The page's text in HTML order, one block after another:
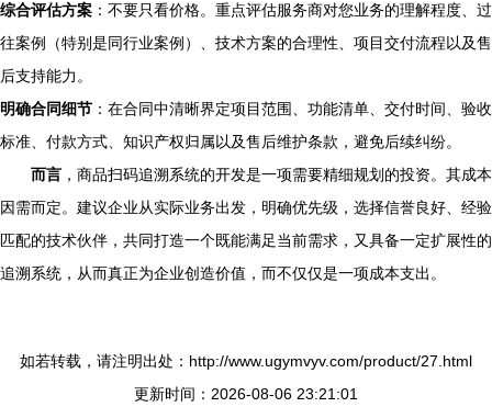
综合评估方案 ：不要只看价格。重点评估服务商对您业务的理解程度、过
往案例（特别是同行业案例）、技术方案的合理性、项目交付流程以及售
后支持能力。
明确合同细节 ：在合同中清晰界定项目范围、功能清单、交付时间、验收
标准、付款方式、知识产权归属以及售后维护条款，避免后续纠纷。
而言 ，商品扫码追溯系统的开发是一项需要精细规划的投资。其成本
因需而定。建议企业从实际业务出发，明确优先级，选择信誉良好、经验
匹配的技术伙伴，共同打造一个既能满足当前需求，又具备一定扩展性的
追溯系统，从而真正为企业创造价值，而不仅仅是一项成本支出。
如若转载，请注明出处：http://www.ugymvyv.com/product/27.html
更新时间：2026-08-06 23:21:01